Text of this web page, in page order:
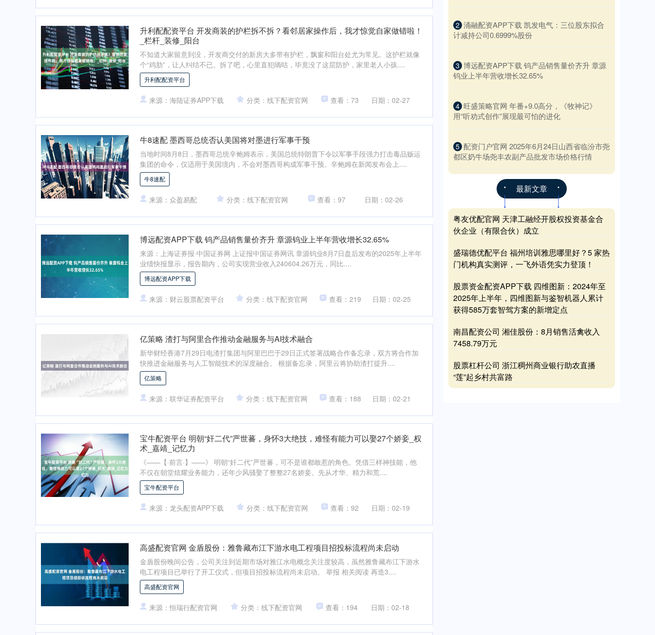
升利配配资平台 开发商装的护栏拆不拆？看邻居家操作后，我才惊觉自家做错啦！
_栏杆_装修_阳台
不知道大家留意到没，开发商交付的新房大多带有护栏，飘窗和阳台处尤为常见。这护栏就像
个“鸡肋”，让人纠结不已。拆了吧，心里直犯嘀咕，毕竟没了这层防护，家里老人小孩....
升利配配资平台
来源：海陆证券APP下载 分类：线下配资官网 查看：73 日期：02-27
牛8速配 墨西哥总统否认美国将对墨进行军事干预
当地时间8月8日，墨西哥总统辛鲍姆表示，美国总统特朗普下令以军事手段强力打击毒品贩运
集团的命令，仅适用于美国境内，不会对墨西哥构成军事干预。辛鲍姆在新闻发布会上....
牛8速配
来源：众盈易配 分类：线下配资官网 查看：97 日期：02-26
博远配资APP下载 钨产品销售量价齐升 章源钨业上半年营收增长32.65%
来源：上海证券报·中国证券网 上证报中国证券网讯 章源钨业8月7日盘后发布的2025年上半年
业绩快报显示，报告期内，公司实现营业收入240604.26万元，同比....
博远配资APP下载
来源：财云股票配资平台 分类：线下配资官网 查看：219 日期：02-25
亿策略 渣打与阿里合作推动金融服务与AI技术融合
新华财经香港7月29日电渣打集团与阿里巴巴于29日正式签署战略合作备忘录，双方将合作加
快推进金融服务与人工智能技术的深度融合。 根据备忘录，阿里云将协助渣打提升....
亿策略
来源：联华证券配资平台 分类：线下配资官网 查看：188 日期：02-21
宝牛配资平台 明朝“奸二代”严世蕃，身怀3大绝技，难怪有能力可以娶27个娇妾_权
术_嘉靖_记忆力
《——【·前言·】——》 明朝“奸二代”严世蕃，可不是谁都敢惹的角色。凭借三样神技能，他
不仅在朝堂炫耀业务能力，还年少风骚娶了整整27名娇妾。先从才华、精力和荒....
宝牛配资平台
来源：龙头配资APP下载 分类：线下配资官网 查看：92 日期：02-19
高盛配资官网 金盾股份：雅鲁藏布江下游水电工程项目招投标流程尚未启动
金盾股份晚间公告，公司关注到近期市场对雅江水电概念关注度较高，虽然雅鲁藏布江下游水
电工程项目已举行了开工仪式，但项目招投标流程尚未启动。 举报 相关阅读 再造3....
高盛配资官网
来源：恒瑞行配资官网 分类：线下配资官网 查看：194 日期：02-18
2 ​涌融配资APP下载 凯发电气：三位股东拟合
计减持公司0.6999%股份
3 ​博远配资APP下载 钨产品销售量价齐升 章源
钨业上半年营收增长32.65%
4 ​旺盛策略官网 年番+9.0高分，《牧神记》
用“听劝式创作”展现最可怕的进化
5 ​配资门户官网 2025年6月24日山西省临汾市尧
都区奶牛场尧丰农副产品批发市场价格行情
最新文章
粤友优配官网 天津工融经开股权投资基金合
伙企业（有限合伙）成立
盛瑞德优配平台 福州培训雅思哪里好？5 家热
门机构真实测评，一飞外语凭实力登顶！
股票资金配资APP下载 四维图新：2024年至
2025年上半年，四维图新与鉴智机器人累计
获得585万套智驾方案的新增定点
南昌配资公司 湘佳股份：8月销售活禽收入
7458.79万元
股票杠杆公司 浙江稠州商业银行助农直播
“莲”起乡村共富路